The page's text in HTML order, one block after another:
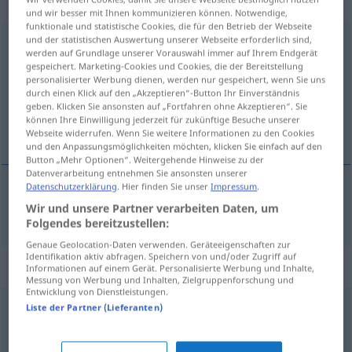
aufteilen v/t
Übersicht aller Übersetzungen
(Für mehr Details die Übersetzung anklicken/antippen)
dela upp
delaupp aufteilen
Synonyme für "aufteilen"
und wir besser mit Ihnen kommunizieren können. Notwendige,
funktionale und statistische Cookies, die für den Betrieb der Webseite
und der statistischen Auswertung unserer Webseite erforderlich sind,
werden auf Grundlage unserer Vorauswahl immer auf Ihrem Endgerät
gespeichert. Marketing-Cookies und Cookies, die der Bereitstellung
personalisierter Werbung dienen, werden nur gespeichert, wenn Sie uns
durch einen Klick auf den „Akzeptieren“-Button Ihr Einverständnis
geben. Klicken Sie ansonsten auf „Fortfahren ohne Akzeptieren“. Sie
können Ihre Einwilligung jederzeit für zukünftige Besuche unserer
Webseite widerrufen. Wenn Sie weitere Informationen zu den Cookies
und den Anpassungsmöglichkeiten möchten, klicken Sie einfach auf den
Button „Mehr Optionen“. Weitergehende Hinweise zu der
Datenverarbeitung entnehmen Sie ansonsten unserer
Datenschutzerklärung. Hier finden Sie unserImpressum.
Wir und unsere Partner verarbeiten Daten, um
Folgendes bereitzustellen:
Genaue Geolocation-Daten verwenden. Geräteeigenschaften zur
Identifikation aktiv abfragen. Speichern von und/oder Zugriff auf
Informationen auf einem Gerät. Personalisierte Werbung und Inhalte,
Messung von Werbung und Inhalten, Zielgruppenforschung und
Entwicklung von Dienstleistungen.
Liste der Partner (Lieferanten)